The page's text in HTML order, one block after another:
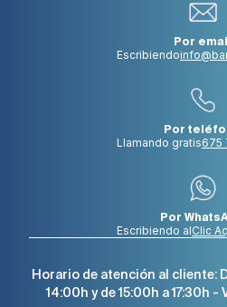
Por
Escribiendo
Por
Llamando gratis675
Por
Escribiendo alClic
Horario de atención al cliente:
14:00h y de 15:00h a 17:30h